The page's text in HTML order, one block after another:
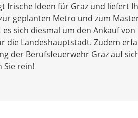
frische Ideen für Graz und liefert
geplanten Metro und zum
sich diesmal um den Ankauf
die Landeshauptstadt. Zudem
der Berufsfeuerwehr Graz auf
Sie rein!